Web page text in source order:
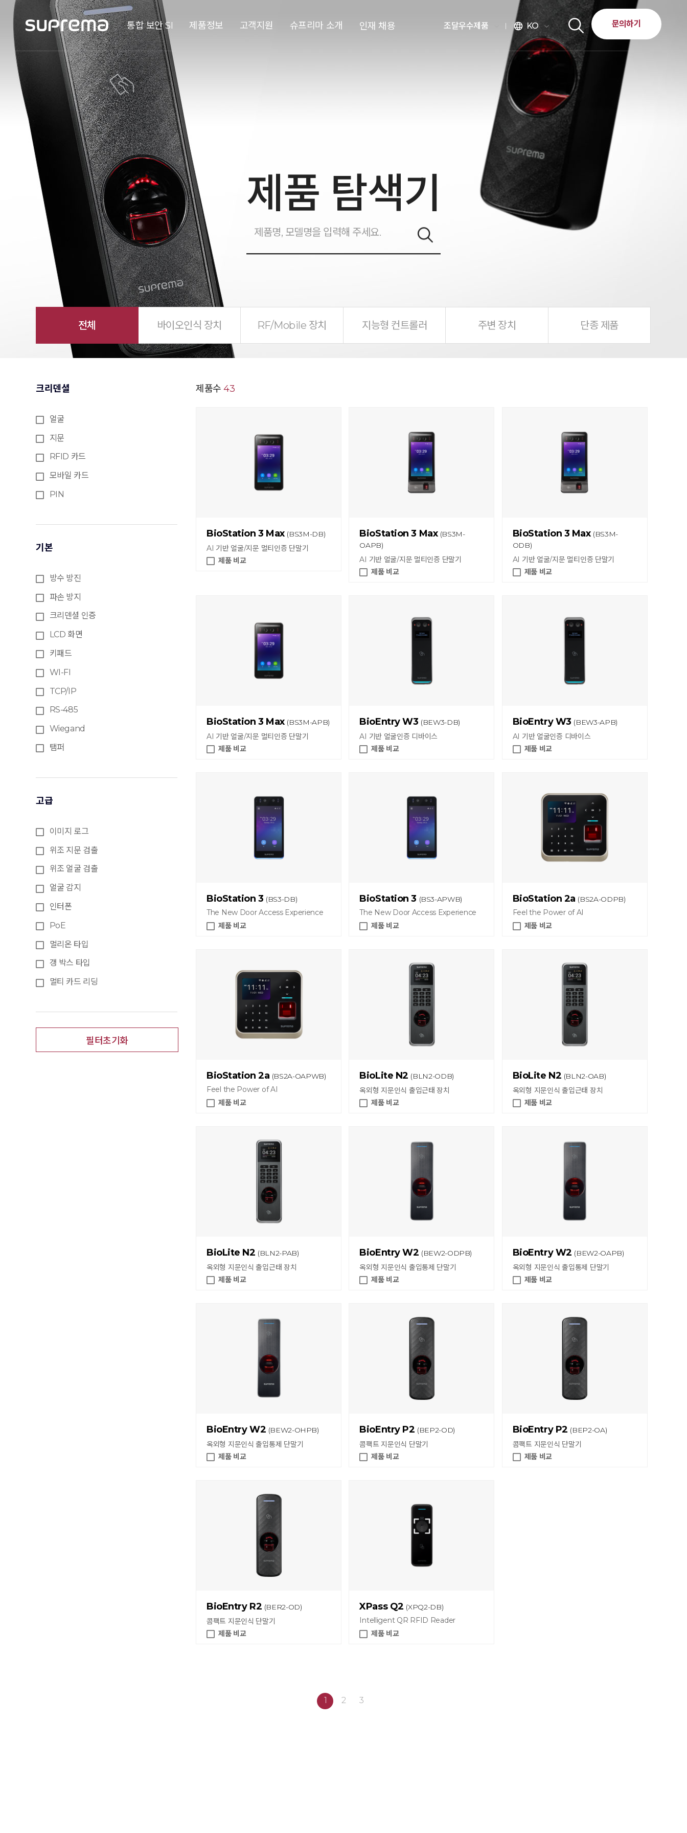
통합 보안 SI 제품정보 고객지원 슈프리마 소개 인재 채용 조달우수제품 language KO 문의하기
제품 탐색기
전체 바이오인식 장치 RF/Mobile 장치 지능형 컨트롤러 주변 장치 단종 제품
크리덴셜
얼굴
지문
RFID 카드
모바일 카드
PIN
기본
방수 방진
파손 방지
크리덴셜 인증
LCD 화면
키패드
WI-FI
TCP/IP
RS-485
Wiegand
탬퍼
고급
이미지 로그
위조 지문 검출
위조 얼굴 검출
얼굴 감지
인터폰
PoE
멀리온 타입
갱 박스 타입
멀티 카드 리딩
필터초기화
제품수43
BioStation 3 Max (BS3M-DB)
AI 기반 얼굴/지문 멀티인증 단말기
제품 비교
BioStation 3 Max (BS3M-
OAPB)
AI 기반 얼굴/지문 멀티인증 단말기
제품 비교
BioStation 3 Max (BS3M-
ODB)
AI 기반 얼굴/지문 멀티인증 단말기
제품 비교
BioStation 3 Max (BS3M-APB)
AI 기반 얼굴/지문 멀티인증 단말기
제품 비교
BioEntry W3 (BEW3-DB)
AI 기반 얼굴인증 디바이스
제품 비교
BioEntry W3 (BEW3-APB)
AI 기반 얼굴인증 디바이스
제품 비교
BioStation 3 (BS3-DB)
The New Door Access Experience
제품 비교
BioStation 3 (BS3-APWB)
The New Door Access Experience
제품 비교
BioStation 2a (BS2A-ODPB)
Feel the Power of AI
제품 비교
BioStation 2a (BS2A-OAPWB)
Feel the Power of AI
제품 비교
BioLite N2 (BLN2-ODB)
옥외형 지문인식 출입근태 장치
제품 비교
BioLite N2 (BLN2-OAB)
옥외형 지문인식 출입근태 장치
제품 비교
BioLite N2 (BLN2-PAB)
옥외형 지문인식 출입근태 장치
제품 비교
BioEntry W2 (BEW2-ODPB)
옥외형 지문인식 출입통제 단말기
제품 비교
BioEntry W2 (BEW2-OAPB)
옥외형 지문인식 출입통제 단말기
제품 비교
BioEntry W2 (BEW2-OHPB)
옥외형 지문인식 출입통제 단말기
제품 비교
BioEntry P2 (BEP2-OD)
콤팩트 지문인식 단말기
제품 비교
BioEntry P2 (BEP2-OA)
콤팩트 지문인식 단말기
제품 비교
BioEntry R2 (BER2-OD)
콤팩트 지문인식 단말기
제품 비교
XPass Q2 (XPQ2-DB)
Intelligent QR RFID Reader
제품 비교
1 2 3